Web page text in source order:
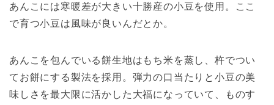
あんこには寒暖差が大きい十勝産の小豆を使用。ここ
で育つ小豆は風味が良いんだとか。
あんこを包んでいる餅生地はもち米を蒸し、杵でつい
てお餅にする製法を採用。弾力の口当たりと小豆の美
味しさを最大限に活かした大福になっていて、ものす